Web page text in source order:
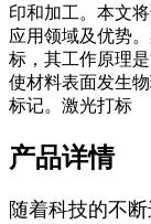
印和加工。本文
应用领域及优势
标，其工作原理
使材料表面发生
标记。激光打标
产品详情
随着科技的不